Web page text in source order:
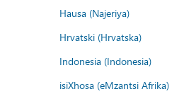
Hausa (Najeriya)
Hrvatski (Hrvatska)
Indonesia (Indonesia)
isiXhosa (eMzantsi Afrika)